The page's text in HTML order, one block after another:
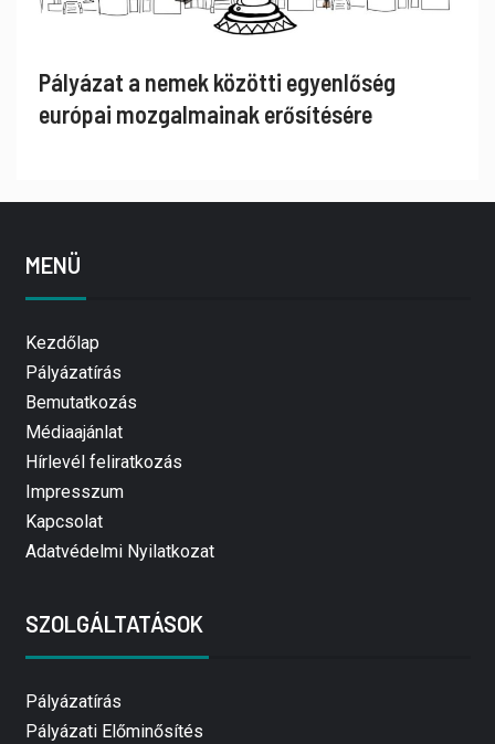
Pályázat a nemek közötti egyenlőség
európai mozgalmainak erősítésére
MENÜ
Kezdőlap
Pályázatírás
Bemutatkozás
Médiaajánlat
Hírlevél feliratkozás
Impresszum
Kapcsolat
Adatvédelmi Nyilatkozat
SZOLGÁLTATÁSOK
Pályázatírás
Pályázati Előminősítés